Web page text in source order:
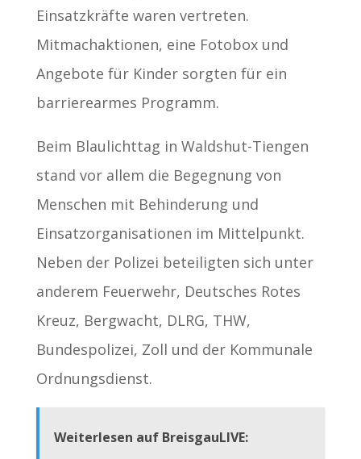
Einsatzkräfte waren vertreten.
Mitmachaktionen, eine Fotobox und
Angebote für Kinder sorgten für ein
barrierearmes Programm.
Beim Blaulichttag in Waldshut-Tiengen
stand vor allem die Begegnung von
Menschen mit Behinderung und
Einsatzorganisationen im Mittelpunkt.
Neben der Polizei beteiligten sich unter
anderem Feuerwehr, Deutsches Rotes
Kreuz, Bergwacht, DLRG, THW,
Bundespolizei, Zoll und der Kommunale
Ordnungsdienst.
Weiterlesen auf BreisgauLIVE: